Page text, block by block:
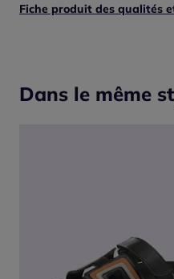
Fiche produit des qualités
Dans le même